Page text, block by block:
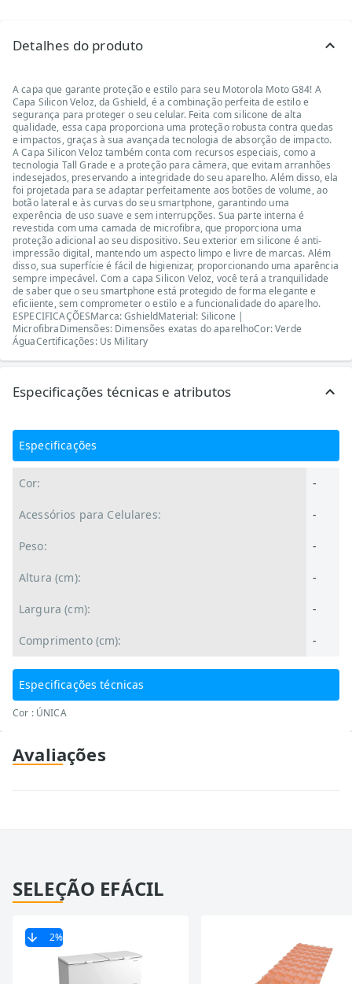
Detalhes do produto
A capa que garante proteção e estilo para seu Motorola Moto G84! A
Capa Silicon Veloz, da Gshield, é a combinação perfeita de estilo e
segurança para proteger o seu celular. Feita com silicone de alta
qualidade, essa capa proporciona uma proteção robusta contra quedas
e impactos, graças à sua avançada tecnologia de absorção de impacto.
A Capa Silicon Veloz também conta com recursos especiais, como a
tecnologia Tall Grade e a proteção para câmera, que evitam arranhões
indesejados, preservando a integridade do seu aparelho. Além disso, ela
foi projetada para se adaptar perfeitamente aos botões de volume, ao
botão lateral e às curvas do seu smartphone, garantindo uma
experência de uso suave e sem interrupções. Sua parte interna é
revestida com uma camada de microfibra, que proporciona uma
proteção adicional ao seu dispositivo. Seu exterior em silicone é anti-
impressão digital, mantendo um aspecto limpo e livre de marcas. Além
disso, sua superfície é fácil de higienizar, proporcionando uma aparência
sempre impecável. Com a capa Silicon Veloz, você terá a tranquilidade
de saber que o seu smartphone está protegido de forma elegante e
eficiiente, sem comprometer o estilo e a funcionalidade do aparelho.
ESPECIFICAÇÕESMarca: GshieldMaterial: Silicone |
MicrofibraDimensões: Dimensões exatas do aparelhoCor: Verde
ÁguaCertificações: Us Military
Especificações técnicas e atributos
Especificações
Cor: -
Acessórios para Celulares: -
Peso: -
Altura (cm): -
Largura (cm): -
Comprimento (cm): -
Especificações técnicas
Cor : ÚNICA
Avaliações
SELEÇÃO EFÁCIL
2%